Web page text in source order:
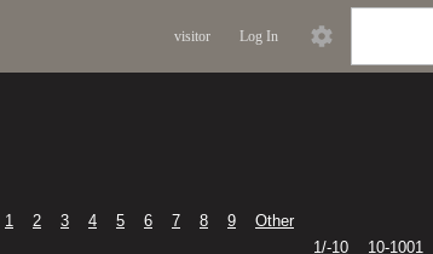
visitor Log In
1 2 3 4 5 6 7 8 9
Other
1/-10
10-1001